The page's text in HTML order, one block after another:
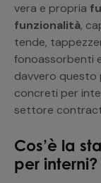
vera e propria
funzionalità,
tende,
fonoassorbenti
davvero questo
concreti per
settore
Cos’è la
per interni?